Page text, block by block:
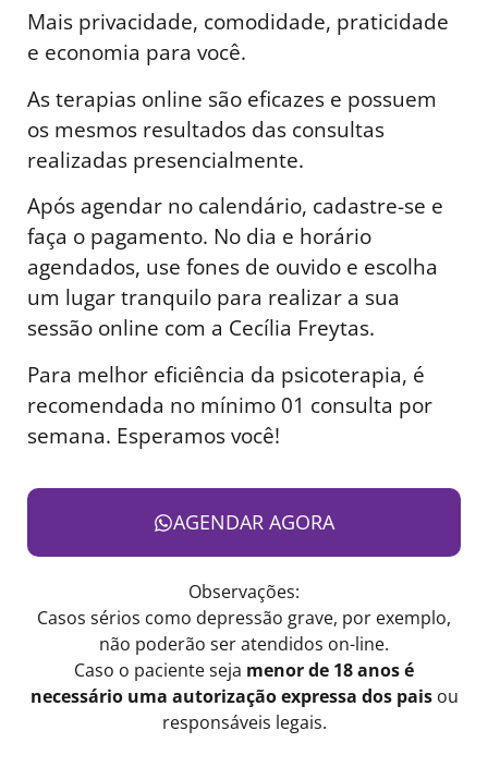
Mais privacidade, comodidade, praticidade
e economia para você.
As terapias online são eficazes e possuem
os mesmos resultados das consultas
realizadas presencialmente.
Após agendar no calendário, cadastre-se e
faça o pagamento. No dia e horário
agendados, use fones de ouvido e escolha
um lugar tranquilo para realizar a sua
sessão online com a Cecília Freytas.
Para melhor eficiência da psicoterapia, é
recomendada no mínimo 01 consulta por
semana. Esperamos você!
AGENDAR AGORA
Observações:
Casos sérios como depressão grave, por exemplo,
não poderão ser atendidos on-line.
Caso o paciente seja menor de 18 anos é
necessário uma autorização expressa dos paisou
responsáveis legais.